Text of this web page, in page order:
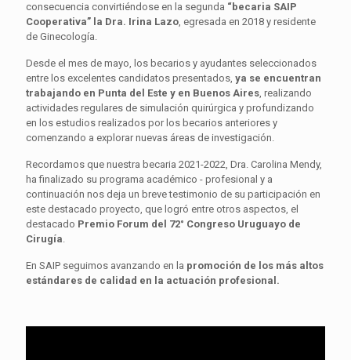
consecuencia convirtiéndose en la segunda “becaria SAIP
Cooperativa” la Dra. Irina Lazo, egresada en 2018 y residente
de Ginecología.
Desde el mes de mayo, los becarios y ayudantes seleccionados
entre los excelentes candidatos presentados, ya se encuentran
trabajando en Punta del Este y en Buenos Aires, realizando
actividades regulares de simulación quirúrgica y profundizando
en los estudios realizados por los becarios anteriores y
comenzando a explorar nuevas áreas de investigación.
Recordamos que nuestra becaria 2021-2022, Dra. Carolina Mendy,
ha finalizado su programa académico - profesional y a
continuación nos deja un breve testimonio de su participación en
este destacado proyecto, que logró entre otros aspectos, el
destacado Premio Forum del 72° Congreso Uruguayo de
Cirugía.
En SAIP seguimos avanzando en la promoción de los más altos
estándares de calidad en la actuación profesional.